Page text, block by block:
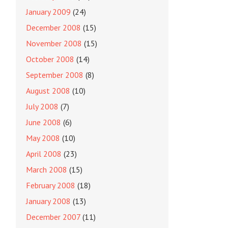
January 2009 (24)
December 2008 (15)
November 2008 (15)
October 2008 (14)
September 2008 (8)
August 2008 (10)
July 2008 (7)
June 2008 (6)
May 2008 (10)
April 2008 (23)
March 2008 (15)
February 2008 (18)
January 2008 (13)
December 2007 (11)